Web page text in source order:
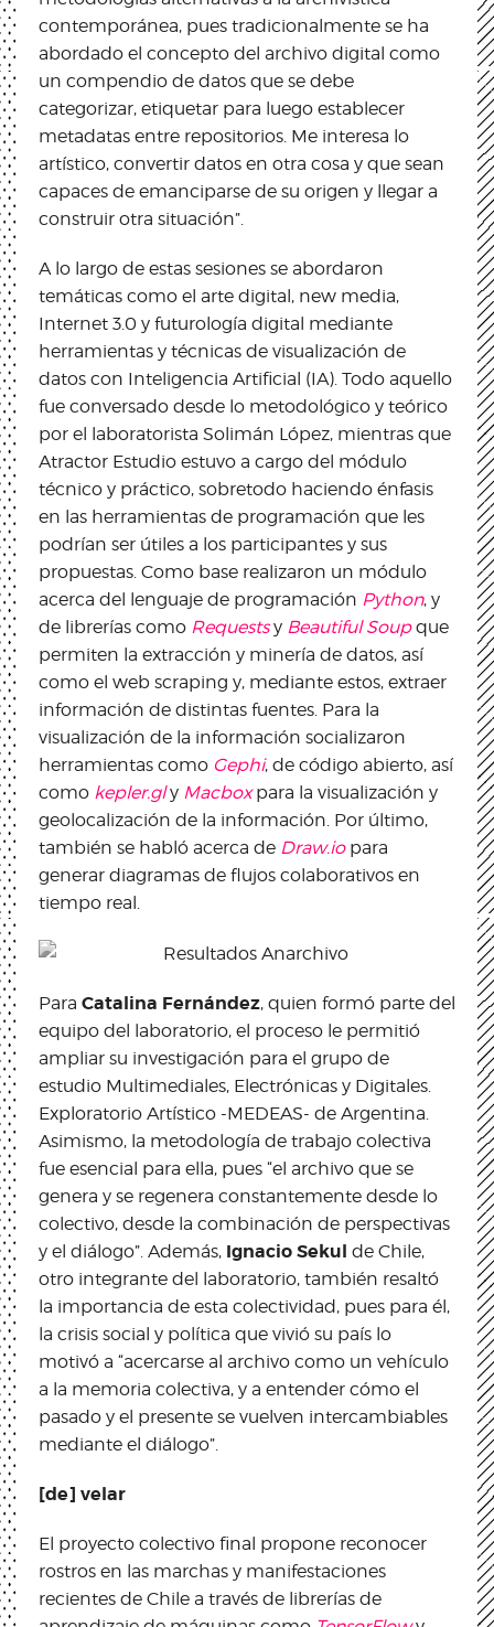
contemporánea, pues tradicionalmente se ha
abordado el concepto del archivo digital como
un compendio de datos que se debe
categorizar, etiquetar para luego establecer
metadatas entre repositorios. Me interesa lo
artístico, convertir datos en otra cosa y que sean
capaces de emanciparse de su origen y llegar a
construir otra situación”.
A lo largo de estas sesiones se abordaron
temáticas como el arte digital, new media,
Internet 3.0 y futurología digital mediante
herramientas y técnicas de visualización de
datos con Inteligencia Artificial (IA). Todo aquello
fue conversado desde lo metodológico y teórico
por el laboratorista Solimán López, mientras que
Atractor Estudio estuvo a cargo del módulo
técnico y práctico, sobretodo haciendo énfasis
en las herramientas de programación que les
podrían ser útiles a los participantes y sus
propuestas. Como base realizaron un módulo
acerca del lenguaje de programación Python, y
de librerías como Requestsy Beautiful Soupque
permiten la extracción y minería de datos, así
como el web scraping y, mediante estos, extraer
información de distintas fuentes. Para la
visualización de la información socializaron
herramientas como Gephi, de código abierto, así
como kepler.gly Macboxpara la visualización y
geolocalización de la información. Por último,
también se habló acerca de Draw.io para
generar diagramas de flujos colaborativos en
tiempo real.
Para Catalina Fernández, quien formó parte del
equipo del laboratorio, el proceso le permitió
ampliar su investigación para el grupo de
estudio Multimediales, Electrónicas y Digitales.
Exploratorio Artístico -MEDEAS- de Argentina.
Asimismo, la metodología de trabajo colectiva
fue esencial para ella, pues “el archivo que se
genera y se regenera constantemente desde lo
colectivo, desde la combinación de perspectivas
y el diálogo”. Además, Ignacio Sekul de Chile,
otro integrante del laboratorio, también resaltó
la importancia de esta colectividad, pues para él,
la crisis social y política que vivió su país lo
motivó a “acercarse al archivo como un vehículo
a la memoria colectiva, y a entender cómo el
pasado y el presente se vuelven intercambiables
mediante el diálogo”.
[de] velar
El proyecto colectivo final propone reconocer
rostros en las marchas y manifestaciones
recientes de Chile a través de librerías de